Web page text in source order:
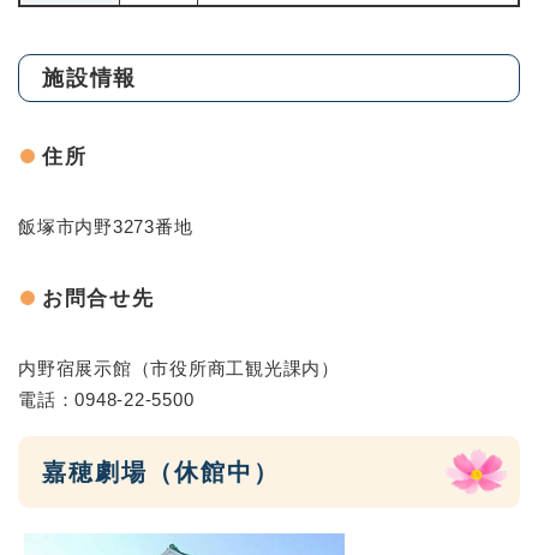
施設情報
住所
飯塚市内野3273番地
お問合せ先
内野宿展示館（市役所商工観光課内）
電話：0948-22-5500
嘉穂劇場 （休館中）